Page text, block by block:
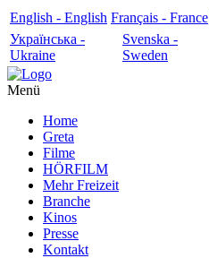
English - English Français - France
Українська -
Ukraine
Svenska -
Sweden
Menü
Home
Greta
Filme
HÖRFILM
Mehr Freizeit
Branche
Kinos
Presse
Kontakt